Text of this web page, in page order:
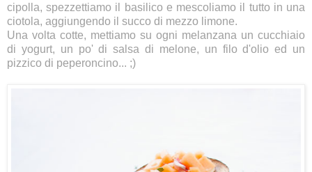
cipolla, spezzettiamo il basilico e mescoliamo il tutto in una
ciotola, aggiungendo il succo di mezzo limone.
Una volta cotte, mettiamo su ogni melanzana un cucchiaio
di yogurt, un po' di salsa di melone, un filo d'olio ed un
pizzico di peperoncino... ;)